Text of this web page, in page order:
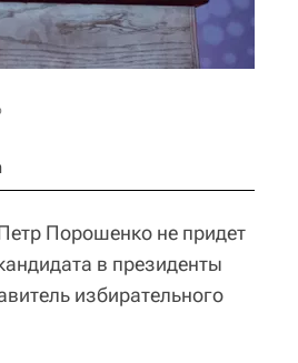
Порошенко не придет
в президенты
избирательного